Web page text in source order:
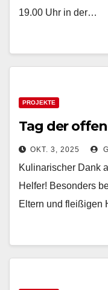
19.00 Uhr in der…
PROJEKTE
Tag der
OKT. 3, 2025
Kulinarischer Dank
Helfer! Besonders
Eltern und fleißigen